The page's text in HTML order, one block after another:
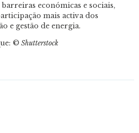
económicas e sociais,
mais activa dos
e gestão de energia.
© Shutterstock